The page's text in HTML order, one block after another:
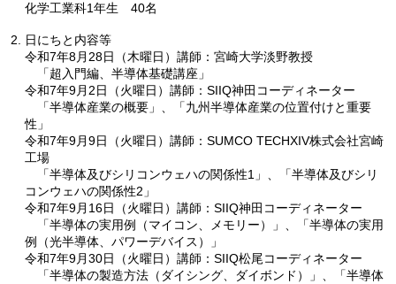
化学工業科1年生
40名
日にちと内容等
令和7年8月28日（木曜日）講師：宮崎大学淡野教授
「超入門編、半導体基礎講座」
令和7年9月2日（火曜日）講師：SIIQ神田コーディネーター
「半導体産業の概要」、「九州半導体産業の位置付けと重要
性」
令和7年9月9日（火曜日）講師：SUMCO TECHXIV株式会社宮崎
工場
「半導体及びシリコンウェハの関係性1」、「半導体及びシリ
コンウェハの関係性2」
令和7年9月16日（火曜日）講師：SIIQ神田コーディネーター
「半導体の実用例（マイコン、メモリー）」、「半導体の実用
例（光半導体、パワーデバイス）」
令和7年9月30日（火曜日）講師：SIIQ松尾コーディネーター
「半導体の製造方法（ダイシング、ダイボンド）」、「半導体